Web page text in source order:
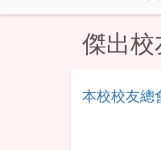
傑出校
本校校友總